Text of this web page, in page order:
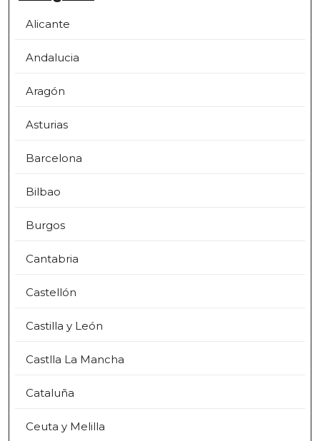
Alicante
Andalucia
Aragón
Asturias
Barcelona
Bilbao
Burgos
Cantabria
Castellón
Castilla y León
Castlla La Mancha
Cataluña
Ceuta y Melilla